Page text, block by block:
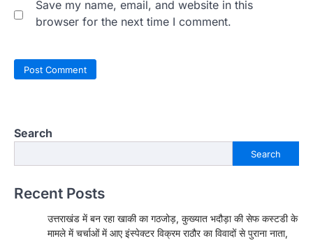
Save my name, email, and website in this
browser for the next time I comment.
Search
Search
Recent Posts
उत्तराखंड में बन रहा खाकी का गठजोड़, कुख्यात भदौड़ा की सेफ कस्टडी के
मामले में चर्चाओं में आए इंस्पेक्टर विक्रम राठौर का विवादों से पुराना नाता,